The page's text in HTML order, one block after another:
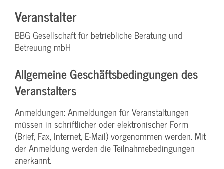
Veranstalter
BBG Gesellschaft für betriebliche Beratung und
Betreuung mbH
Allgemeine Geschäftsbedingungen des
Veranstalters
Anmeldungen: Anmeldungen für Veranstaltungen
müssen in schriftlicher oder elektronischer Form
(Brief, Fax, Internet, E-Mail) vorgenommen werden. Mit
der Anmeldung werden die Teilnahme­bedingungen
anerkannt.